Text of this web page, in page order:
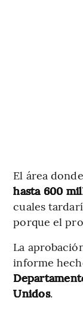
El área
hasta 600
cuales
porque el
La
informe
Unidos.